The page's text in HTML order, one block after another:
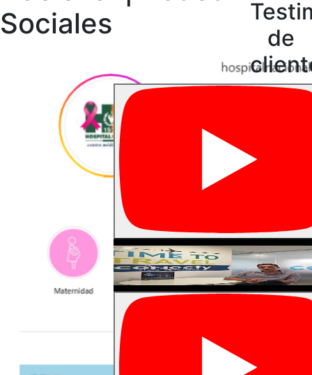
Sociales
de